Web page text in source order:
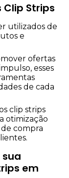
Strips
utilizados de
e
ofertas
esses
de cada
clip strips
otimização
compra
sua
em